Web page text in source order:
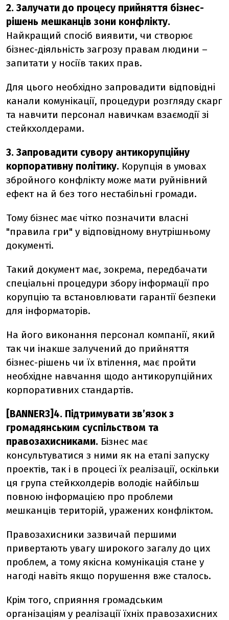
2. Залучати до процесу прийняття бізнес-
рішень мешканців зони конфлікту.
Найкращий спосіб виявити, чи створює
бізнес-діяльність загрозу правам людини –
запитати у носіїв таких прав.
Для цього необхідно запровадити відповідні
канали комунікації, процедури розгляду скарг
та навчити персонал навичкам взаємодії зі
стейкхолдерами.
3. Запровадити сувору антикорупційну
корпоративну політику. Корупція в умовах
збройного конфлікту може мати руйнівний
ефект на й без того нестабільні громади.
Тому бізнес має чітко позначити власні
"правила гри" у відповідному внутрішньому
документі.
Такий документ має, зокрема, передбачати
спеціальні процедури збору інформації про
корупцію та встановлювати гарантії безпеки
для інформаторів.
На його виконання персонал компанії, який
так чи інакше залучений до прийняття
бізнес-рішень чи їх втілення, має пройти
необхідне навчання щодо антикорупційних
корпоративних стандартів.
[BANNER3]4. Підтримувати зв’язок з
громадянським суспільством та
правозахисниками. Бізнес має
консультуватися з ними як на етапі запуску
проектів, так і в процесі їх реалізації, оскільки
ця група стейкхолдерів володіє найбільш
повною інформацією про проблеми
мешканців територій, уражених конфліктом.
Правозахисники зазвичай першими
привертають увагу широкого загалу до цих
проблем, а тому якісна комунікація стане у
нагоді навіть якщо порушення вже сталось.
Крім того, сприяння громадським
організаціям у реалізації їхніх правозахисних